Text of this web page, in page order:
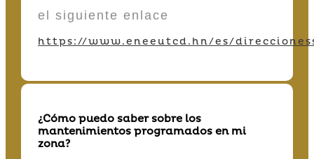
el siguiente enlace
https://www.eneeutcd.hn/es/
¿Cómo puedo saber sobre los
mantenimientos programados en mi
zona?